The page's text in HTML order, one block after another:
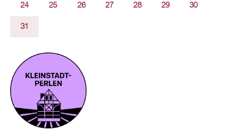
24 25 26 27 28 29 30
31